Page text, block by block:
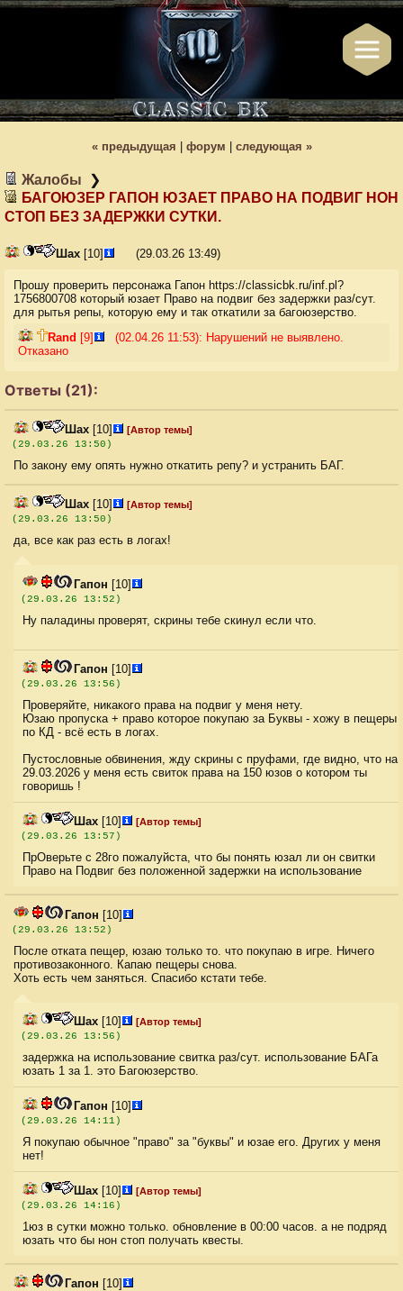
« предыдущая форум следующая »
Жалобы ❯
БАГОЮЗЕР ГАПОН ЮЗАЕТ ПРАВО НА ПОДВИГ НОН
СТОП БЕЗ ЗАДЕРЖКИ СУТКИ.
Шах [10] (29.03.26 13:49)
Прошу проверить персонажа Гапон https://classicbk.ru/inf.pl?
1756800708 который юзает Право на подвиг без задержки раз/сут.
для рытья репы, которую ему и так откатили за багоюзерство.
Rand [9] (02.04.26 11:53): Нарушений не выявлено.
Отказано
Ответы (21):
Шах [10]
[Автор темы]
(29.03.26 13:50)
По закону ему опять нужно откатить репу? и устранить БАГ.
Шах [10]
[Автор темы]
(29.03.26 13:50)
да, все как раз есть в логах!
Гапон [10]
(29.03.26 13:52)
Ну паладины проверят, скрины тебе скинул если что.
Гапон [10]
(29.03.26 13:56)
Проверяйте, никакого права на подвиг у меня нету.
Юзаю пропуска + право которое покупаю за Буквы - хожу в пещеры
по КД - всё есть в логах.
Пустословные обвинения, жду скрины с пруфами, где видно, что на
29.03.2026 у меня есть свиток права на 150 юзов о котором ты
говоришь !
Шах [10]
[Автор темы]
(29.03.26 13:57)
ПрОверьте с 28го пожалуйста, что бы понять юзал ли он свитки
Право на Подвиг без положенной задержки на использование
Гапон [10]
(29.03.26 13:52)
После отката пещер, юзаю только то. что покупаю в игре. Ничего
противозаконного. Капаю пещеры снова.
Хоть есть чем заняться. Спасибо кстати тебе.
Шах [10]
[Автор темы]
(29.03.26 13:56)
задержка на использование свитка раз/сут. использование БАГа
юзать 1 за 1. это Багоюзерство.
Гапон [10]
(29.03.26 14:11)
Я покупаю обычное "право" за "буквы" и юзае его. Других у меня
нет!
Шах [10]
[Автор темы]
(29.03.26 14:16)
1юз в сутки можно только. обновление в 00:00 часов. а не подряд
юзать что бы нон стоп получать квесты.
Гапон [10]